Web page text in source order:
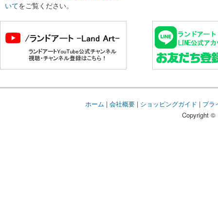
いてをご覧ください。
ホーム | 会社概要| ショッピングガイド | プラ
Copyright ©